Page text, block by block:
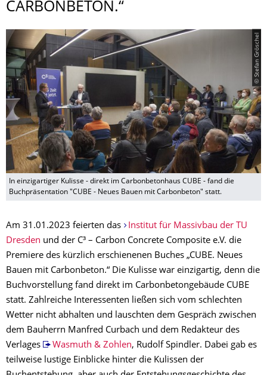
CARBONBETON.“
© Stefan Gröschel
In einzigartiger Kulisse - direkt im Carbonbetonhaus CUBE - fand die
Buchpräsentation "CUBE - Neues Bauen mit Carbonbeton" statt.
Am 31.01.2023 feierten das
Institut für Massivbau der TU
Dresden und der C³ – Carbon Concrete Composite e.V. die
Premiere des kürzlich erschienenen Buches „CUBE. Neues
Bauen mit Carbonbeton.“ Die Kulisse war einzigartig, denn die
Buchvorstellung fand direkt im Carbonbetongebäude CUBE
statt. Zahlreiche Interessenten ließen sich vom schlechten
Wetter nicht abhalten und lauschten dem Gespräch zwischen
dem Bauherrn Manfred Curbach und dem Redakteur des
Verlages
Wasmuth & Zohlen, Rudolf Spindler. Dabei gab es
teilweise lustige Einblicke hinter die Kulissen der